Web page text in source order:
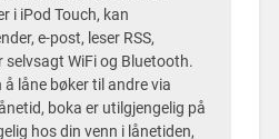
i iPod Touch, kan
e-post, leser RSS,
selvsagt WiFi og Bluetooth.
låne bøker til andre via
boka er utilgjengelig på
hos din venn i lånetiden,